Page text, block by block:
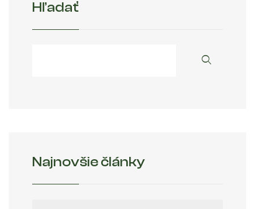
Hľadať
Najnovšie články